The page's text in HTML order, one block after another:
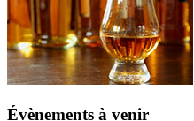
Évènements à venir